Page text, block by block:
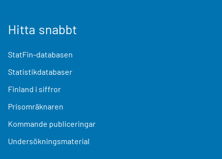
Hitta snabbt
StatFin-databasen
Statistikdatabaser
Finland i siffror
Prisomräknaren
Kommande publiceringar
Undersökningsmaterial